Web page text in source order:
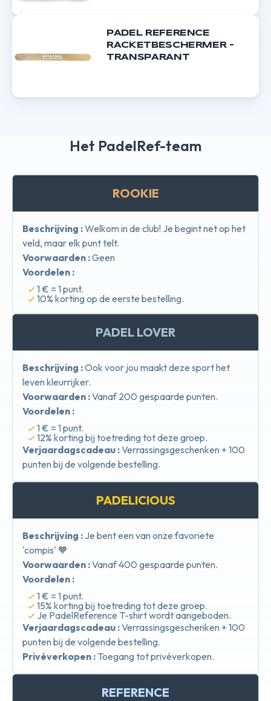
PADEL REFERENCE
RACKETBESCHERMER -
TRANSPARANT
Het PadelRef-team
ROOKIE
Beschrijving :Welkom in de club! Je begint net op het
veld, maar elk punt telt.
Voorwaarden :Geen
Voordelen :
1 € = 1 punt.
10% korting op de eerste bestelling.
PADEL LOVER
Beschrijving :Ook voor jou maakt deze sport het
leven kleurrijker.
Voorwaarden :Vanaf 200 gespaarde punten.
Voordelen :
1 € = 1 punt.
12% korting bij toetreding tot deze groep.
Verjaardagscadeau :Verrassingsgeschenken + 100
punten bij de volgende bestelling.
PADELICIOUS
Beschrijving : Je bent een van onze favoriete
'compis' 🧡
Voorwaarden :Vanaf 400 gespaarde punten.
Voordelen :
1 € = 1 punt.
15% korting bij toetreding tot deze groep.
Je PadelReference T-shirt wordt aangeboden.
Verjaardagscadeau :Verrassingsgeschenken + 100
punten bij de volgende bestelling.
Privéverkopen : Toegang tot privéverkopen.
REFERENCE